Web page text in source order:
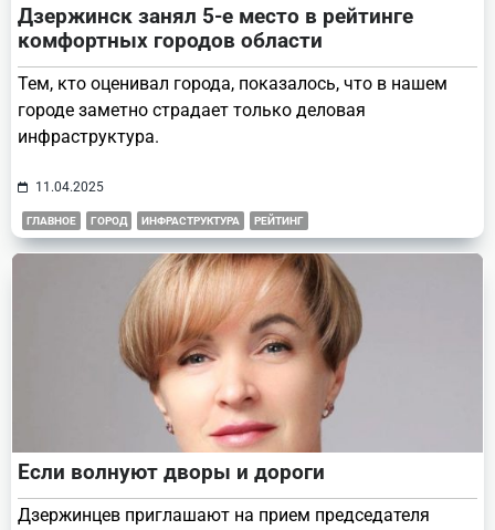
Дзержинск занял 5-е место в рейтинге
комфортных городов области
Тем, кто оценивал города, показалось, что в нашем
городе заметно страдает только деловая
инфраструктура.
11.04.2025
ГЛАВНОЕ ГОРОД ИНФРАСТРУКТУРА РЕЙТИНГ
Если волнуют дворы и дороги
Дзержинцев приглашают на прием председателя